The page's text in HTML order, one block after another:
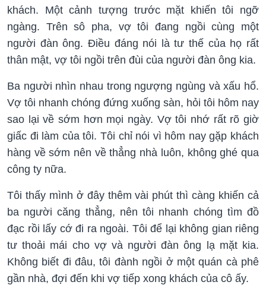
khách. Một cảnh tượng trước mặt khiến tôi ngỡ
ngàng. Trên sô pha, vợ tôi đang ngồi cùng một
người đàn ông. Điều đáng nói là tư thế của họ rất
thân mật, vợ tôi ngồi trên đùi của người đàn ông kia.
Ba người nhìn nhau trong ngượng ngùng và xấu hổ.
Vợ tôi nhanh chóng đứng xuống sàn, hỏi tôi hôm nay
sao lại về sớm hơn mọi ngày. Vợ tôi nhớ rất rõ giờ
giấc đi làm của tôi. Tôi chỉ nói vì hôm nay gặp khách
hàng về sớm nên về thẳng nhà luôn, không ghé qua
công ty nữa.
Tôi thấy mình ở đây thêm vài phút thì càng khiến cả
ba người căng thẳng, nên tôi nhanh chóng tìm đồ
đạc rồi lấy cớ đi ra ngoài. Tôi để lại không gian riêng
tư thoải mái cho vợ và người đàn ông lạ mặt kia.
Không biết đi đâu, tôi đành ngồi ở một quán cà phê
gần nhà, đợi đến khi vợ tiếp xong khách của cô ấy.